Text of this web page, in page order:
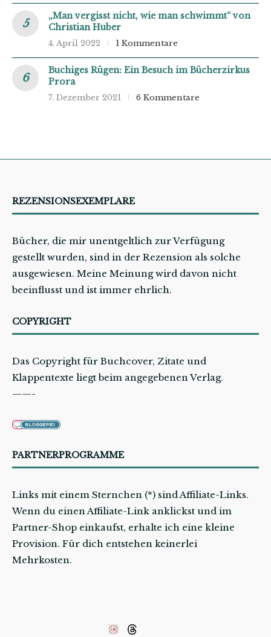
„Man vergisst nicht, wie man schwimmt“ von
Christian Huber
4. April 2022 1 Kommentare
Buchiges Rügen: Ein Besuch im Bücherzirkus
Prora
7. Dezember 2021 6 Kommentare
REZENSIONSEXEMPLARE
Bücher, die mir unentgeltlich zur Verfügung
gestellt wurden, sind in der Rezension als solche
ausgewiesen. Meine Meinung wird davon nicht
beeinflusst und ist immer ehrlich.
COPYRIGHT
Das Copyright für Buchcover, Zitate und
Klappentexte liegt beim angegebenen Verlag.
——-
PARTNERPROGRAMME
Links mit einem Sternchen (*) sind Affiliate-Links.
Wenn du einen Affiliate-Link anklickst und im
Partner-Shop einkaufst, erhalte ich eine kleine
Provision. Für dich entstehen keinerlei
Mehrkosten.